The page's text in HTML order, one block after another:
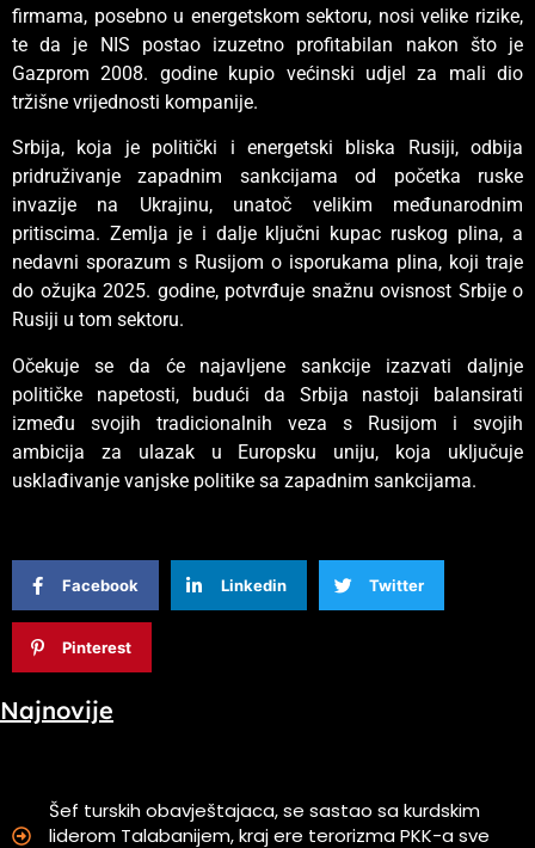
firmama, posebno u energetskom sektoru, nosi velike rizike,
te da je NIS postao izuzetno profitabilan nakon što je
Gazprom 2008. godine kupio većinski udjel za mali dio
tržišne vrijednosti kompanije.
Srbija, koja je politički i energetski bliska Rusiji, odbija
pridruživanje zapadnim sankcijama od početka ruske
invazije na Ukrajinu, unatoč velikim međunarodnim
pritiscima. Zemlja je i dalje ključni kupac ruskog plina, a
nedavni sporazum s Rusijom o isporukama plina, koji traje
do ožujka 2025. godine, potvrđuje snažnu ovisnost Srbije o
Rusiji u tom sektoru.
Očekuje se da će najavljene sankcije izazvati daljnje
političke napetosti, budući da Srbija nastoji balansirati
između svojih tradicionalnih veza s Rusijom i svojih
ambicija za ulazak u Europsku uniju, koja uključuje
usklađivanje vanjske politike sa zapadnim sankcijama.
Facebook Linkedin Twitter
Pinterest
Najnovije
Šef turskih obavještajaca, se sastao sa kurdskim
liderom Talabanijem, kraj ere terorizma PKK-a sve